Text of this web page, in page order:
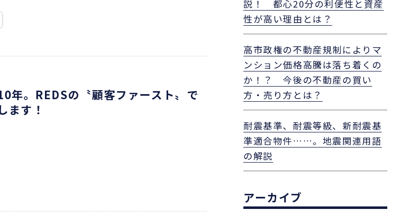
年。REDSの〝顧客ファースト〟で
ます！
説！ 都心20分の利便性と資産
性が高い理由とは？
高市政権の不動産規制によりマ
ンション価格高騰は落ち着くの
か！？ 今後の不動産の買い
方・売り方とは？
耐震基準、耐震等級、新耐震基
準適合物件……。地震関連用語
の解説
アーカイブ